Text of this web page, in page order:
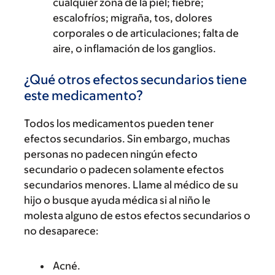
cualquier zona de la piel; fiebre;
escalofríos; migraña, tos, dolores
corporales o de articulaciones; falta de
aire, o inflamación de los ganglios.
¿Qué otros efectos secundarios tiene
este medicamento?
Todos los medicamentos pueden tener
efectos secundarios. Sin embargo, muchas
personas no padecen ningún efecto
secundario o padecen solamente efectos
secundarios menores. Llame al médico de su
hijo o busque ayuda médica si al niño le
molesta alguno de estos efectos secundarios o
no desaparece:
Acné.